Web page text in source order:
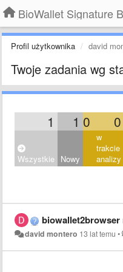
BioWallet Signature
Profil użytkownika david
Twoje zadania wg
1 1 0 0
Wszystkie Nowy
w
trakcie
analizy
biowallet2browser no me deja conectar en mi android version 4.1.2, me
david montero 13 lat temu •